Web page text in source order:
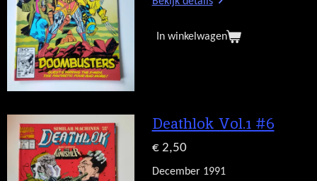
In winkelwagen
Deathlok Vol.1 #6
€ 2,50
December 1991